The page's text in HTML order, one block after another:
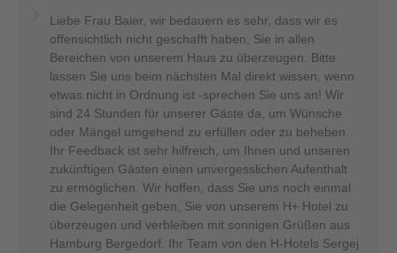
Liebe Frau Baier, wir bedauern es sehr, dass wir es
offensichtlich nicht geschafft haben, Sie in allen
Bereichen von unserem Haus zu überzeugen. Bitte
lassen Sie uns beim nächsten Mal direkt wissen, wenn
etwas nicht in Ordnung ist -sprechen Sie uns an! Wir
sind 24 Stunden für unserer Gäste da, um Wünsche
oder Mängel umgehend zu erfüllen oder zu beheben.
Ihr Feedback ist sehr hilfreich, um Ihnen und unseren
zukünftigen Gästen einen unvergesslichen Aufenthalt
zu ermöglichen. Wir hoffen, dass Sie uns noch einmal
die Gelegenheit geben, Sie von unserem H+ Hotel zu
überzeugen und verbleiben mit sonnigen Grüßen aus
Hamburg Bergedorf. Ihr Team von den H-Hotels Sergej